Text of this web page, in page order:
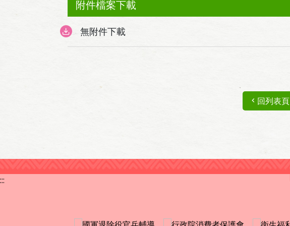
附件檔案下載
無附件下載
回列表頁
:::